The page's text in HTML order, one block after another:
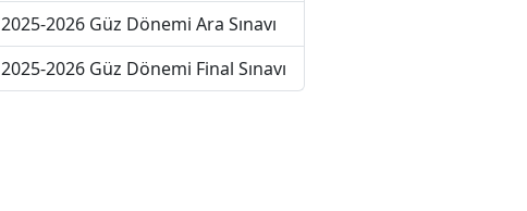
2025-2026 Güz Dönemi Ara Sınavı
2025-2026 Güz Dönemi Final Sınavı